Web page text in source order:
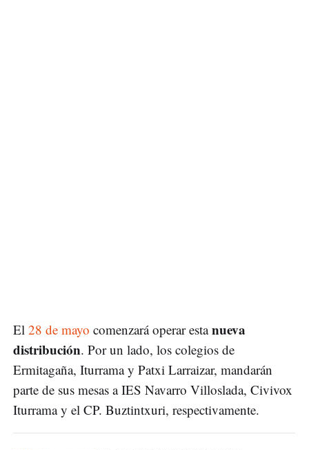
El 28 de mayo comenzará operar estanueva
distribución. Por un lado, los colegios de
Ermitagaña, Iturrama y Patxi Larraizar, mandarán
parte de sus mesas a IES Navarro Villoslada, Civivox
Iturrama y el CP. Buztintxuri, respectivamente.